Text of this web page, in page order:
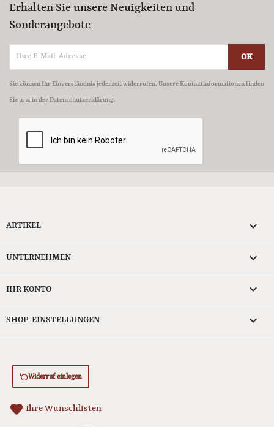
Erhalten Sie unsere Neuigkeiten und
Sonderangebote
Sie können Ihr Einverständnis jederzeit widerrufen. Unsere Kontaktinformationen finden
Sie u. a. in der Datenschutzerklärung.
ARTIKEL 
UNTERNEHMEN 
IHR KONTO 
SHOP-EINSTELLUNGEN keyboard_arrow_down
Widerruf einlegen
favorite Ihre Wunschlisten